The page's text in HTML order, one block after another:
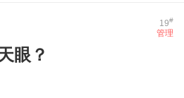
19#
管理
眼？